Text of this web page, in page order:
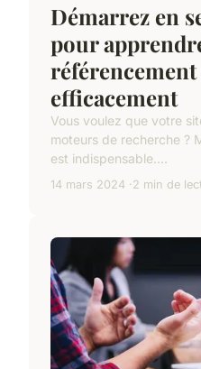
Démarrez en
pour
efficacement
Vous voulez que votre
moteurs de recherche ?
est indispensable....
14 mars 2024 2 min de